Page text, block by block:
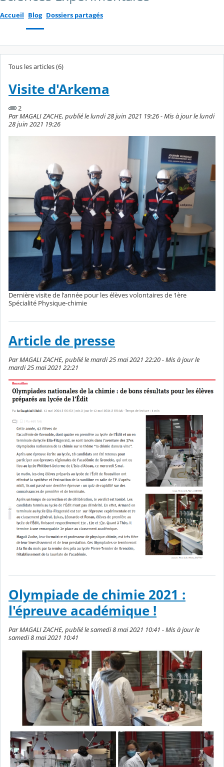
Accueil Blog Dossiers partagés
Tous les articles (6)
Visite d'Arkema
2
Par MAGALI ZACHE, publié le lundi 28 juin 2021 19:26 - Mis à jour le lundi
28 juin 2021 19:26
Dernière visite de l'année pour les élèves volontaires de 1ère
Spécialité Physique-chimie
Article de presse
Par MAGALI ZACHE, publié le mardi 25 mai 2021 22:20 - Mis à jour le
mardi 25 mai 2021 22:21
Olympiade de chimie 2021 :
l'épreuve académique !
Par MAGALI ZACHE, publié le samedi 8 mai 2021 10:41 - Mis à jour le
samedi 8 mai 2021 10:41